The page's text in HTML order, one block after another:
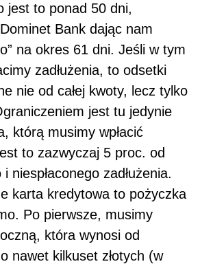
jest to ponad 50 dni,
Bank dając nam
na okres 61 dni. Jeśli w tym
zadłużenia, to odsetki
nie od całej kwoty, lecz tylko
jest tu jedynie
którą musimy wpłacić
to zazwyczaj 5 proc. od
niespłaconego zadłużenia.
karta kredytowa to pożyczka
Po pierwsze, musimy
która wynosi od
nawet kilkuset złotych (w